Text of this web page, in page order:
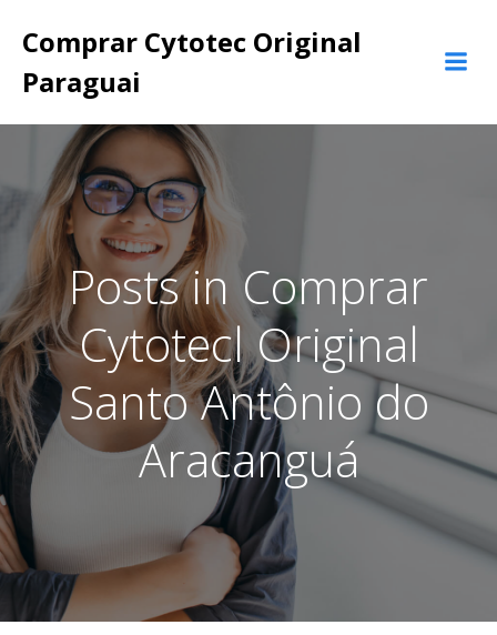
para
Comprar Cytotec Original
Paraguai
Posts in Comprar
Cytotecl Original
Santo Antônio do
Aracanguá